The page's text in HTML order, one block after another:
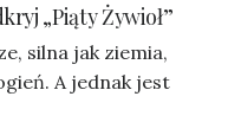
„Piąty Żywioł”
silna jak ziemia,
A jednak jest